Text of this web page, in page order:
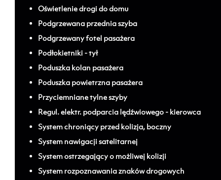
Oświetlenie drogi do domu
Podgrzewana przednia szyba
Podgrzewany fotel pasażera
Podłokietniki - tył
Poduszka kolan pasażera
Poduszka powietrzna pasażera
Przyciemniane tylne szyby
Regul. elektr. podparcia lędźwiowego - kierowca
System chroniący przed kolizja, boczny
System nawigacji satelitarnej
System ostrzegający o możliwej kolizji
System rozpoznawania znaków drogowych